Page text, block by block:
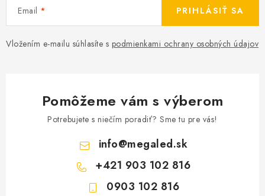
Email
Vložením e-mailu súhlasíte s podmienkami ochrany osobných údajov
PRIHLÁSIŤ SA
Pomôžeme vám s výberom
Potrebujete s niečím poradiť? Sme tu pre vás!
info@megaled.sk
+421 903 102 816
0903 102 816